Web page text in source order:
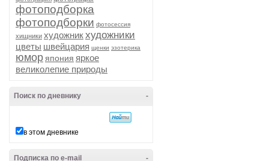
фотоподборка
фотоподборки фотосессия
хищники художникхудожники
цветы швейцария щенки эзотерика
юмор япония яркое
великолепие природы
-
Поиск по дневнику
в этом дневнике
-
Подписка по e-mail